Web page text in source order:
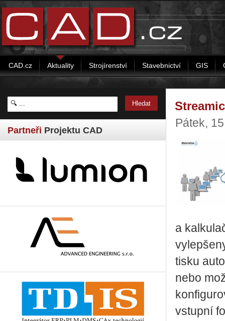
CAD.cz Aktuality Strojírenství Stavebnictví GIS
Partneři Projektu CAD
Pátek,
a
tisku
nebo
vstupní